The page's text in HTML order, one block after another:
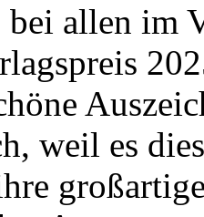
bei allen im
weil es